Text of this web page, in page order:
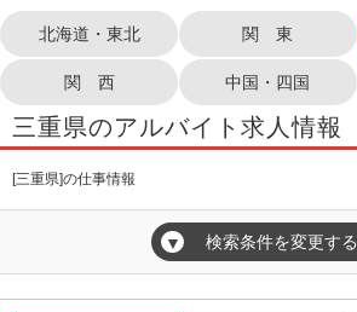
北海道・東北 関 東
関 西 中国・四国
三重県のアルバイト求人情報
[三重県]の仕事情報
▼ 検索条件を変更する